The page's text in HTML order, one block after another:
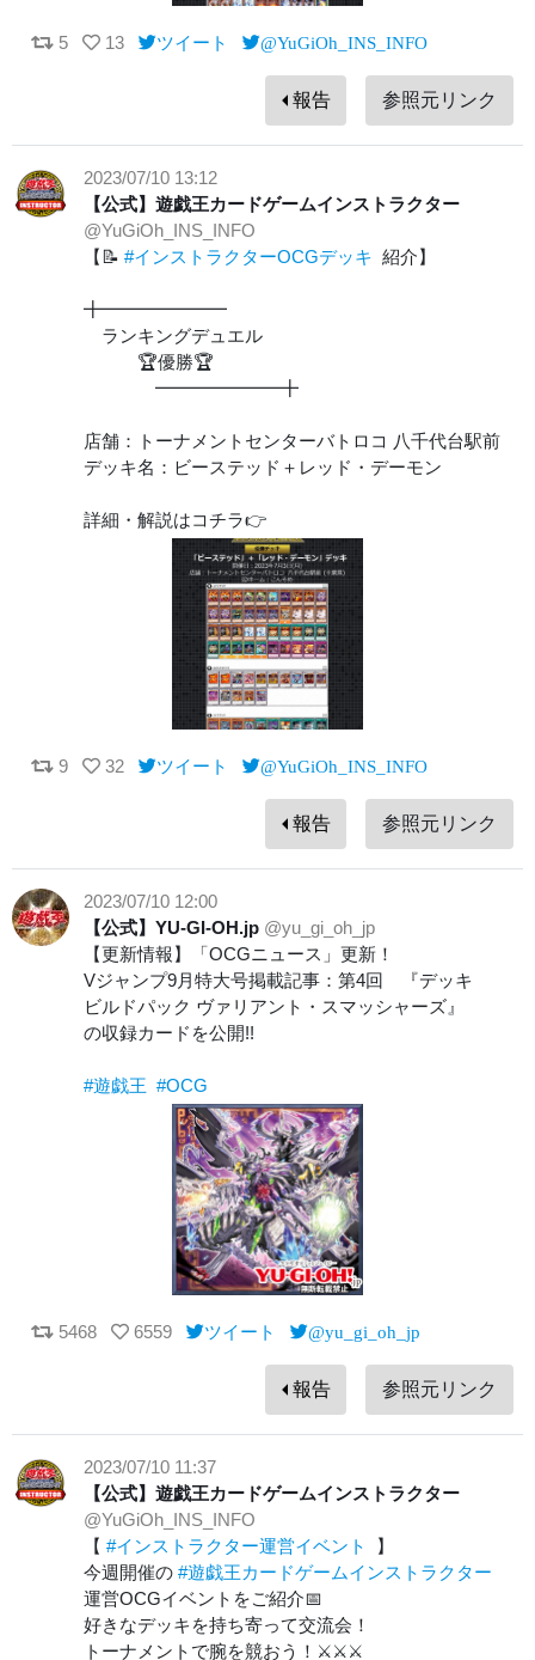
5 13 ツイート @YuGiOh_INS_INFO
報告 参照元リンク
2023/07/10 13:12
【公式】遊戯王カードゲームインストラクター
@YuGiOh_INS_INFO
【📝 #インストラクターOCGデッキ 紹介】
╋━━━━━━━
ランキングデュエル
🏆優勝🏆
━━━━━━━╋
店舗：トーナメントセンターバトロコ 八千代台駅前
デッキ名：ビーステッド＋レッド・デーモン
詳細・解説はコチラ👉
9 32 ツイート @YuGiOh_INS_INFO
報告 参照元リンク
2023/07/10 12:00
【公式】YU-GI-OH.jp @yu_gi_oh_jp
【更新情報】「OCGニュース」更新！
Vジャンプ9月特大号掲載記事：第4回 『デッキ
ビルドパック ヴァリアント・スマッシャーズ』
の収録カードを公開!!
#遊戯王 #OCG
5468 6559 ツイート @yu_gi_oh_jp
報告 参照元リンク
2023/07/10 11:37
【公式】遊戯王カードゲームインストラクター
@YuGiOh_INS_INFO
【 #インストラクター運営イベント
】
今週開催の #遊戯王カードゲームインストラクター
運営OCGイベントをご紹介📅
好きなデッキを持ち寄って交流会！
トーナメントで腕を競おう！⚔⚔⚔